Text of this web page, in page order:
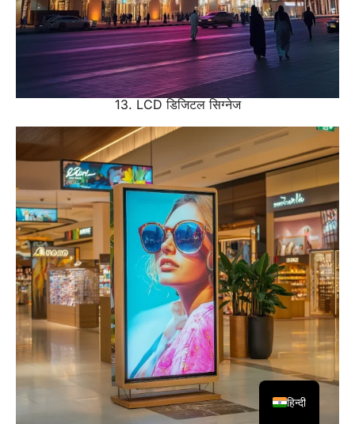
13. LCD डिजिटल सिग्नेज
हिन्दी